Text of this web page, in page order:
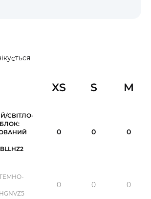
XS S M
СВІТЛО-
0 0 0
0 0 0